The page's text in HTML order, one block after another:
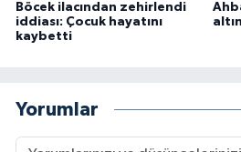
Böcek ilacından zehirlendi
iddiası: Çocuk hayatını
kaybetti
Yorumlar